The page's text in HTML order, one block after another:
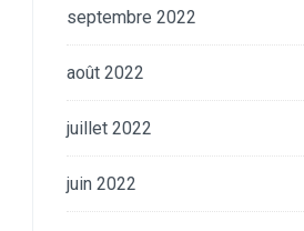
septembre 2022
août 2022
juillet 2022
juin 2022